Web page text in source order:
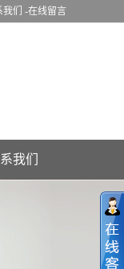
我们 -在线留言
我们